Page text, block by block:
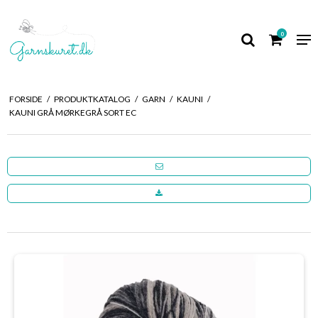
0
FORSIDE / PRODUKTKATALOG / GARN / KAUNI /
KAUNI GRÅ MØRKEGRÅ SORT EC